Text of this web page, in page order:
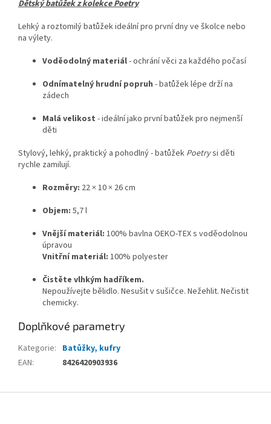
Dětský batůžek z kolekce Poetry
Lehký a roztomilý batůžek ideální pro první dny ve školce nebo
na výlety.
Voděodolný materiál- ochrání věci za každého počasí
Odnímatelný hrudní popruh - batůžek lépe drží na
zádech
Malá velikost - ideální jako první batůžek pro nejmenší
děti
Stylový, lehký, praktický a pohodlný - batůžek Poetrysi děti
rychle zamilují.
Rozměry: 22 × 10 × 26 cm
Objem: 5,7 l
Vnější materiál: 100% bavlna OEKO-TEX s voděodolnou
úpravou
Vnitřní materiál: 100% polyester
Čistěte vlhkým hadříkem.
Nepoužívejte bělidlo. Nesušit v sušičce. Nežehlit. Nečistit
chemicky.
Doplňkové parametry
Kategorie: Batůžky, kufry
EAN: 8426420903936